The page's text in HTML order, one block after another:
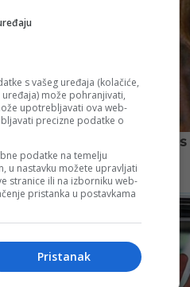
s vašeg uređaja (kolačiće,
može pohranjivati,
upotrebljavati ova web-
precizne podatke o
podatke na temelju
u nastavku možete upravljati
stranice ili na izborniku web-
pristanka u postavkama
Pristanak